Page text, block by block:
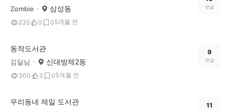
Zombie 삼성동
235 0 05개월 전
댓글
동작도서관
김달님 신대방제2동
300 3 05개월 전
9
댓글
우리동네 제일 도서관 11